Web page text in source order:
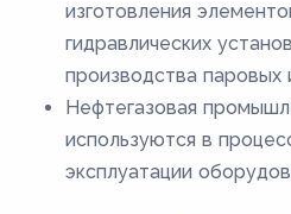
изготовления
гидравлических
производства паровых
Нефтегазовая
используются в
эксплуатации